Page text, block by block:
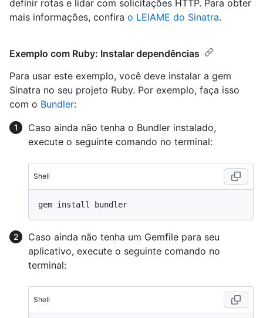
definir rotas e lidar com solicitações HTTP. Para obter
mais informações, confira o LEIAME do Sinatra.
Exemplo com Ruby: Instalar dependências
Para usar este exemplo, você deve instalar a gem
Sinatra no seu projeto Ruby. Por exemplo, faça isso
com o Bundler:
Caso ainda não tenha o Bundler instalado,
execute o seguinte comando no terminal:
Shell
Caso ainda não tenha um Gemfile para seu
aplicativo, execute o seguinte comando no
terminal:
Shell